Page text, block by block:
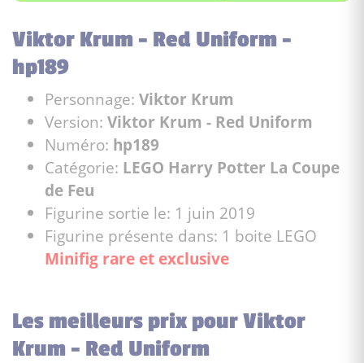
Viktor Krum - Red Uniform -
hp189
Personnage: Viktor Krum
Version: Viktor Krum - Red Uniform
Numéro: hp189
Catégorie: LEGO Harry Potter La Coupe
de Feu
Figurine sortie le: 1 juin 2019
Figurine présente dans: 1 boite LEGO
Minifig rare et exclusive
Les meilleurs prix pour Viktor
Krum - Red Uniform